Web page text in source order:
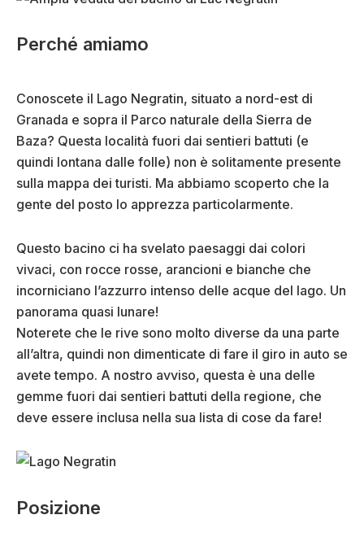
Perché amiamo
Conoscete il Lago Negratin, situato a nord-est di
Granada e sopra il Parco naturale della Sierra de
Baza? Questa località fuori dai sentieri battuti (e
quindi lontana dalle folle) non è solitamente presente
sulla mappa dei turisti. Ma abbiamo scoperto che la
gente del posto lo apprezza particolarmente.
Questo bacino ci ha svelato paesaggi dai colori
vivaci, con rocce rosse, arancioni e bianche che
incorniciano l’azzurro intenso delle acque del lago. Un
panorama quasi lunare!
Noterete che le rive sono molto diverse da una parte
all’altra, quindi non dimenticate di fare il giro in auto se
avete tempo. A nostro avviso, questa è una delle
gemme fuori dai sentieri battuti della regione, che
deve essere inclusa nella sua lista di cose da fare!
Posizione